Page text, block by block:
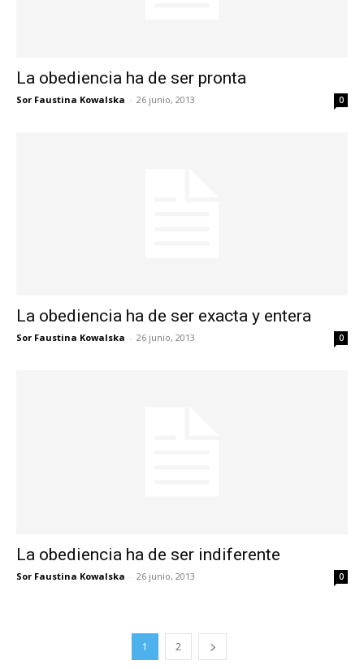
La obediencia ha de ser pronta
Sor Faustina Kowalska - 26 junio, 2013 0
La obediencia ha de ser exacta y entera
Sor Faustina Kowalska - 26 junio, 2013 0
La obediencia ha de ser indiferente
Sor Faustina Kowalska - 26 junio, 2013 0
1 2